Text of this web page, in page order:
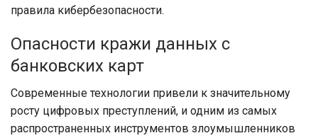
правила кибербезопасности.
Опасности кражи данных с
банковских карт
Современные технологии привели к значительному
росту цифровых преступлений, и одним из самых
распространенных инструментов злоумышленников